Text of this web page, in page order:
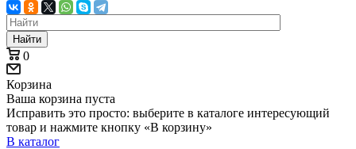
Найти
0
Корзина
Ваша корзина пуста
Исправить это просто: выберите в каталоге интересующий
товар и нажмите кнопку «В корзину»
В каталог